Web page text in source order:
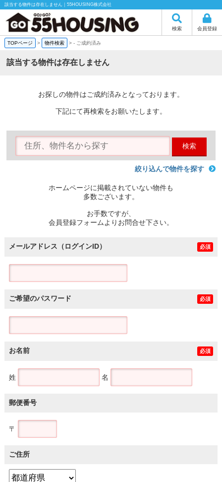
該当する物件は存在しません｜55HOUSING株式会社
検索 会員登録
TOPページ > 物件検索 >- ご成約済み
該当する物件は存在しません
お探しの物件はご成約済みとなっております。
下記にて再検索をお願いたします。
検索
絞り込んで物件を探す
ホームページに掲載されていない物件も
多数ございます。
お手数ですが、
会員登録フォームよりお問合せ下さい。
メールアドレス（ログインID） 必須
ご希望のパスワード 必須
お名前 必須
姓 名
郵便番号
〒
ご住所